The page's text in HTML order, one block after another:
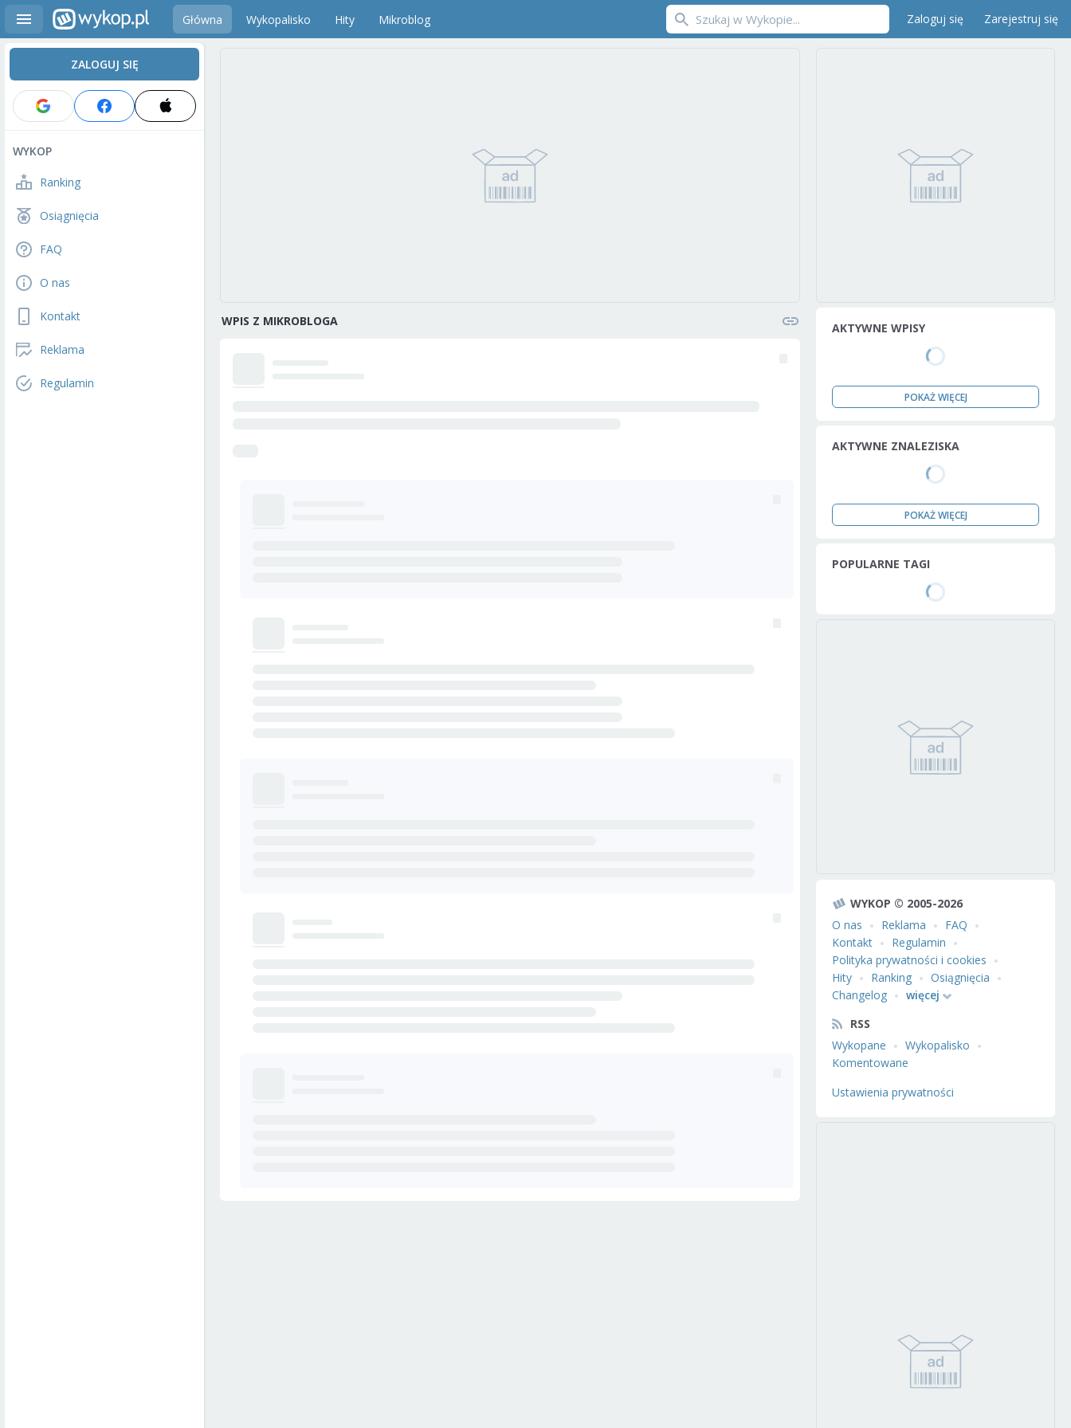
Główna Wykopalisko Hity Mikroblog Zaloguj się Zarejestruj się
ZALOGUJ SIĘ
WYKOP
Ranking
Osiągnięcia
FAQ
O nas
Kontakt
Reklama
Regulamin
WPIS Z MIKROBLOGA AKTYWNE WPISY
POKAŻ WIĘCEJ
AKTYWNE ZNALEZISKA
POKAŻ WIĘCEJ
POPULARNE TAGI
WYKOP © 2005-2026
O nas
Reklama
FAQ
Kontakt
Regulamin
Polityka prywatności i cookies
Hity
Ranking
Osiągnięcia
Changelog
więcej
RSS
Wykopane
Wykopalisko
Komentowane
Ustawienia prywatności